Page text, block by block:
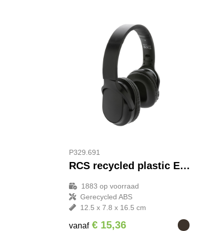
P329.691
RCS recycled plastic Elite opvouwbare draadloze koptelefoon
1883 op voorraad
Gerecycled ABS
12.5 x 7.8 x 16.5 cm
vanaf € 15,36